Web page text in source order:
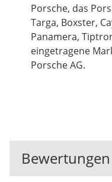
Porsche, das
Targa, Boxster,
Panamera,
eingetragene
Porsche AG.
Bewertungen